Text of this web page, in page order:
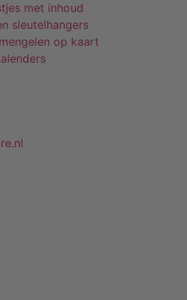
met inhoud
sleutelhangers
op kaart